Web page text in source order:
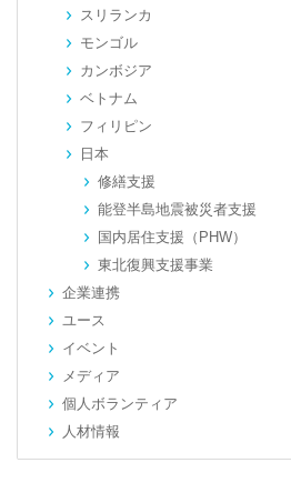
スリランカ
モンゴル
カンボジア
ベトナム
フィリピン
日本
修繕支援
能登半島地震被災者支援
国内居住支援（PHW）
東北復興支援事業
企業連携
ユース
イベント
メディア
個人ボランティア
人材情報